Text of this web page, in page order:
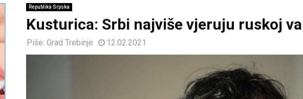
Republika Srpska
Kusturica: Srbi najviše vjeruju ruskoj
Piše: Grad Trebinje 12.02.2021